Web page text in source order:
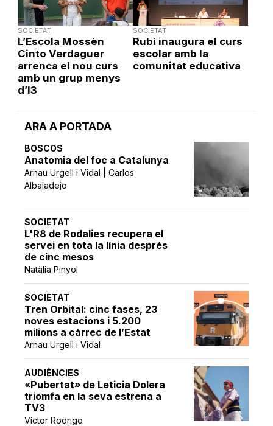
ARA A PORTADA
BOSCOS
Anatomia del foc a Catalunya
Arnau Urgell i Vidal | Carlos
Albaladejo
SOCIETAT
L'R8 de Rodalies recupera el
servei en tota la línia després
de cinc mesos
Natàlia Pinyol
SOCIETAT
Tren Orbital: cinc fases, 23
noves estacions i 5.200
milions a càrrec de l’Estat
Arnau Urgell i Vidal
AUDIÈNCIES
«Pubertat» de Leticia Dolera
triomfa en la seva estrena a
TV3
Víctor Rodrigo
SOCIETAT
L’Escola Mossèn
Cinto Verdaguer
arrenca el nou curs
amb un grup menys
d’I3
SOCIETAT
Rubí inaugura el curs
escolar amb la
comunitat educativa